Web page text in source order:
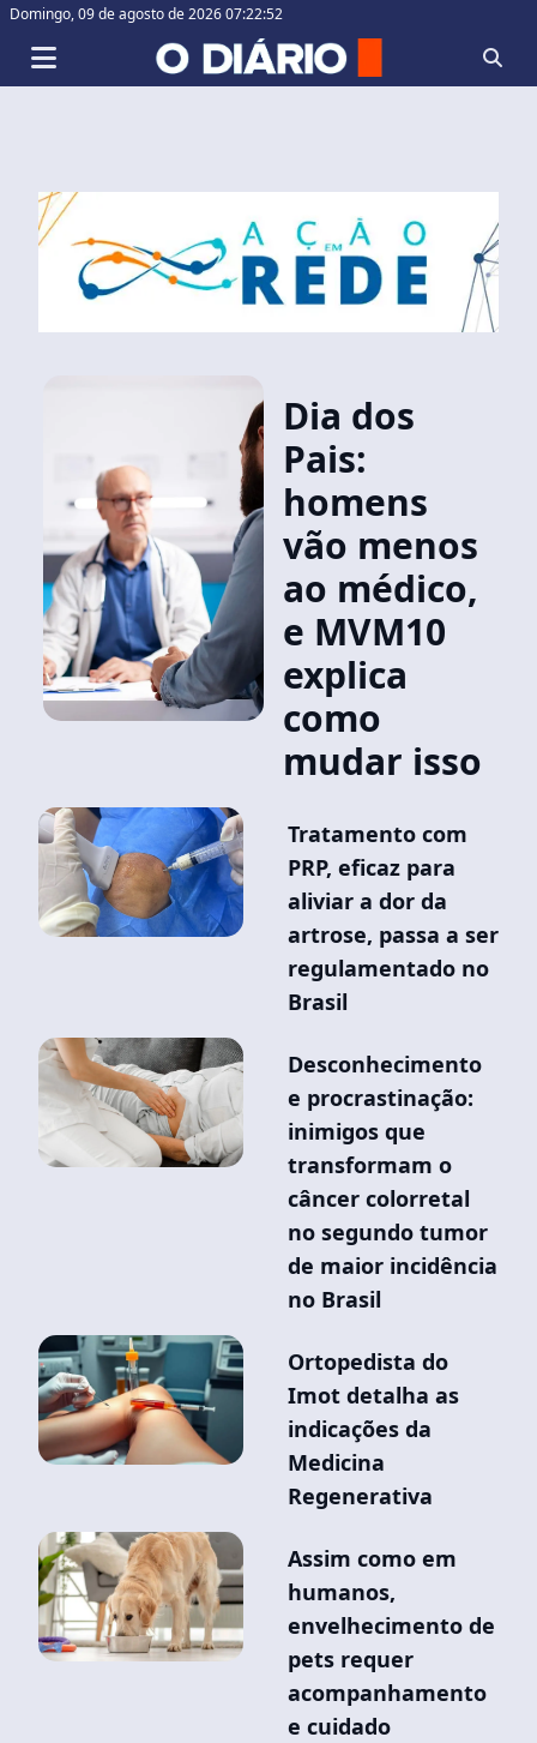
Domingo,09 de agosto de 2026 07:22:53
Dia dos
Pais:
homens
vão menos
ao médico,
e MVM10
explica
como
mudar isso
Tratamento com
PRP, eficaz para
aliviar a dor da
artrose, passa a ser
regulamentado no
Brasil
Desconhecimento
e procrastinação:
inimigos que
transformam o
câncer colorretal
no segundo tumor
de maior incidência
no Brasil
Ortopedista do
Imot detalha as
indicações da
Medicina
Regenerativa
Assim como em
humanos,
envelhecimento de
pets requer
acompanhamento
e cuidado